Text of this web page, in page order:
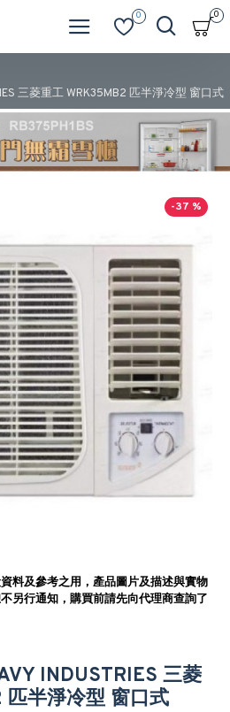
0 0
三菱重工 WRK35MB2 匹半淨冷型 窗口式
-37 %
料及參考之用，產品圖片及描述與實物
另行通知，購買前請先向代理商查詢了
INDUSTRIES 三菱
匹半淨冷型 窗口式